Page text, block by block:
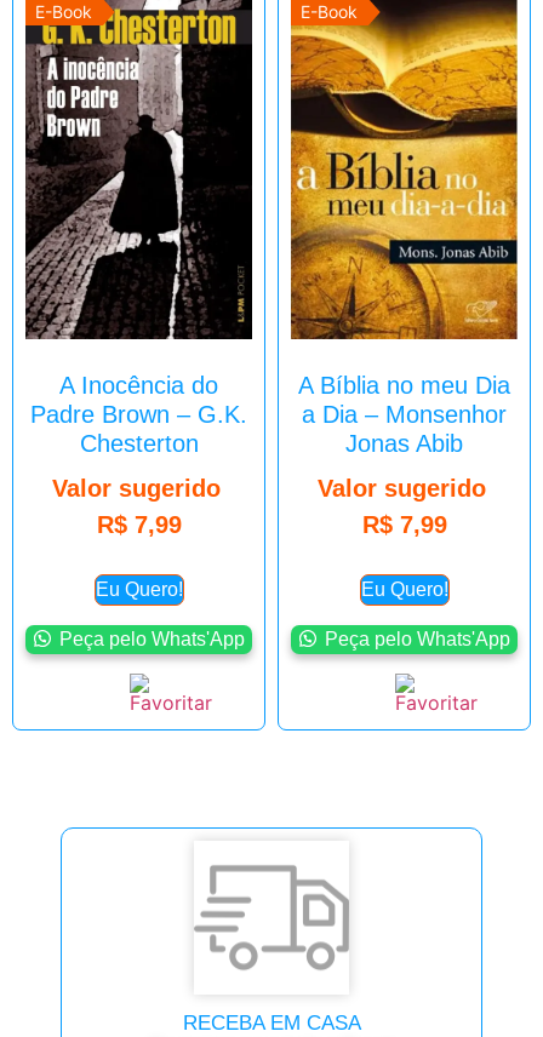
E-Book
A Inocência do
Padre Brown – G.K.
Chesterton
Valor sugerido
R$7,99
Eu Quero!
Peça pelo Whats'App
E-Book
A Bíblia no meu Dia
a Dia – Monsenhor
Jonas Abib
Valor sugerido
R$7,99
Eu Quero!
Peça pelo Whats'App
RECEBA EM CASA